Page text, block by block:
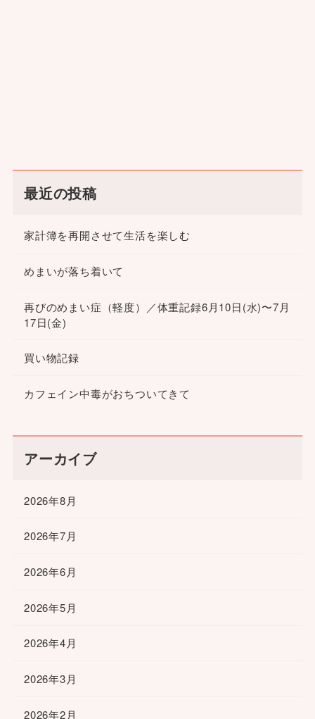
最近の投稿
家計簿を再開させて生活を楽しむ
めまいが落ち着いて
再びのめまい症（軽度）／体重記録6月10日(水)〜7月
17日(金)
買い物記録
カフェイン中毒がおちついてきて
アーカイブ
2026年8月
2026年7月
2026年6月
2026年5月
2026年4月
2026年3月
2026年2月